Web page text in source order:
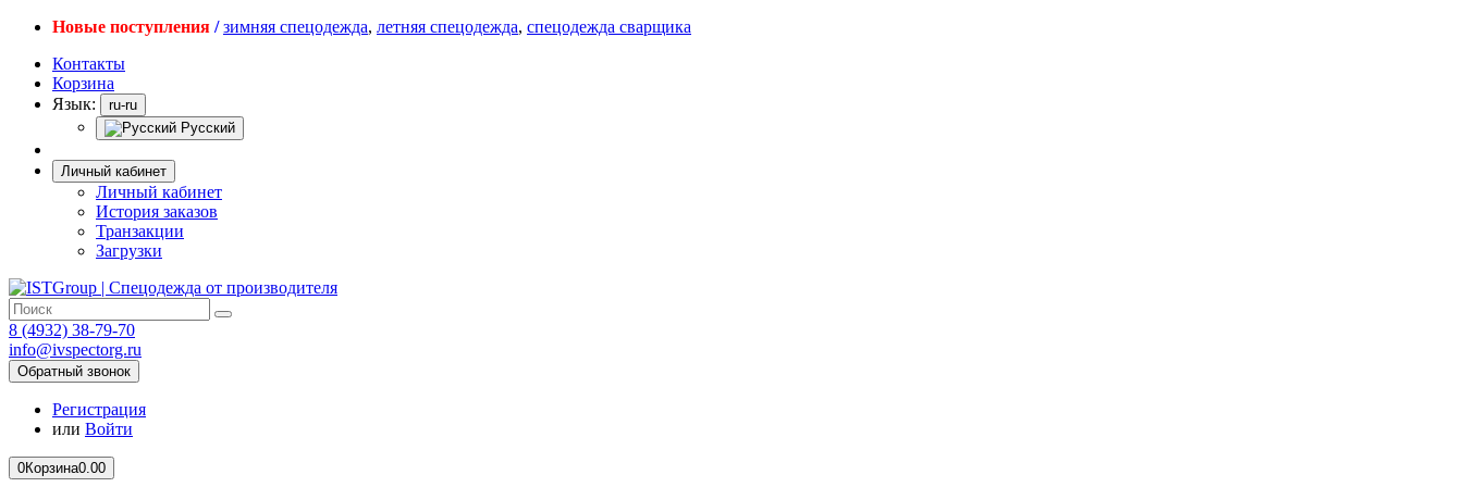
Новые поступления / зимняя спецодежда, летняя спецодежда, спецодежда сварщика
Контакты
Корзина
Язык:
ru-ru
Русский
Личный кабинет
Личный кабинет
История заказов
Транзакции
Загрузки
8 (4932) 38-79-70
info@ivspectorg.ru
Обратный звонок
Регистрация
или Войти
0Корзина0.00